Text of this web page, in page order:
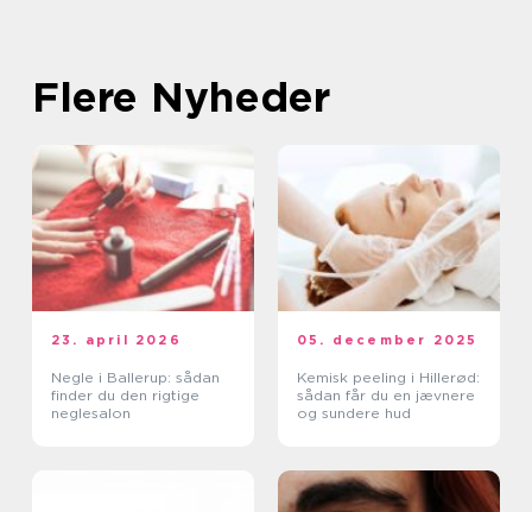
Flere Nyheder
23. april 2026
Negle i Ballerup: sådan
finder du den rigtige
neglesalon
05. december 2025
Kemisk peeling i Hillerød:
sådan får du en jævnere
og sundere hud